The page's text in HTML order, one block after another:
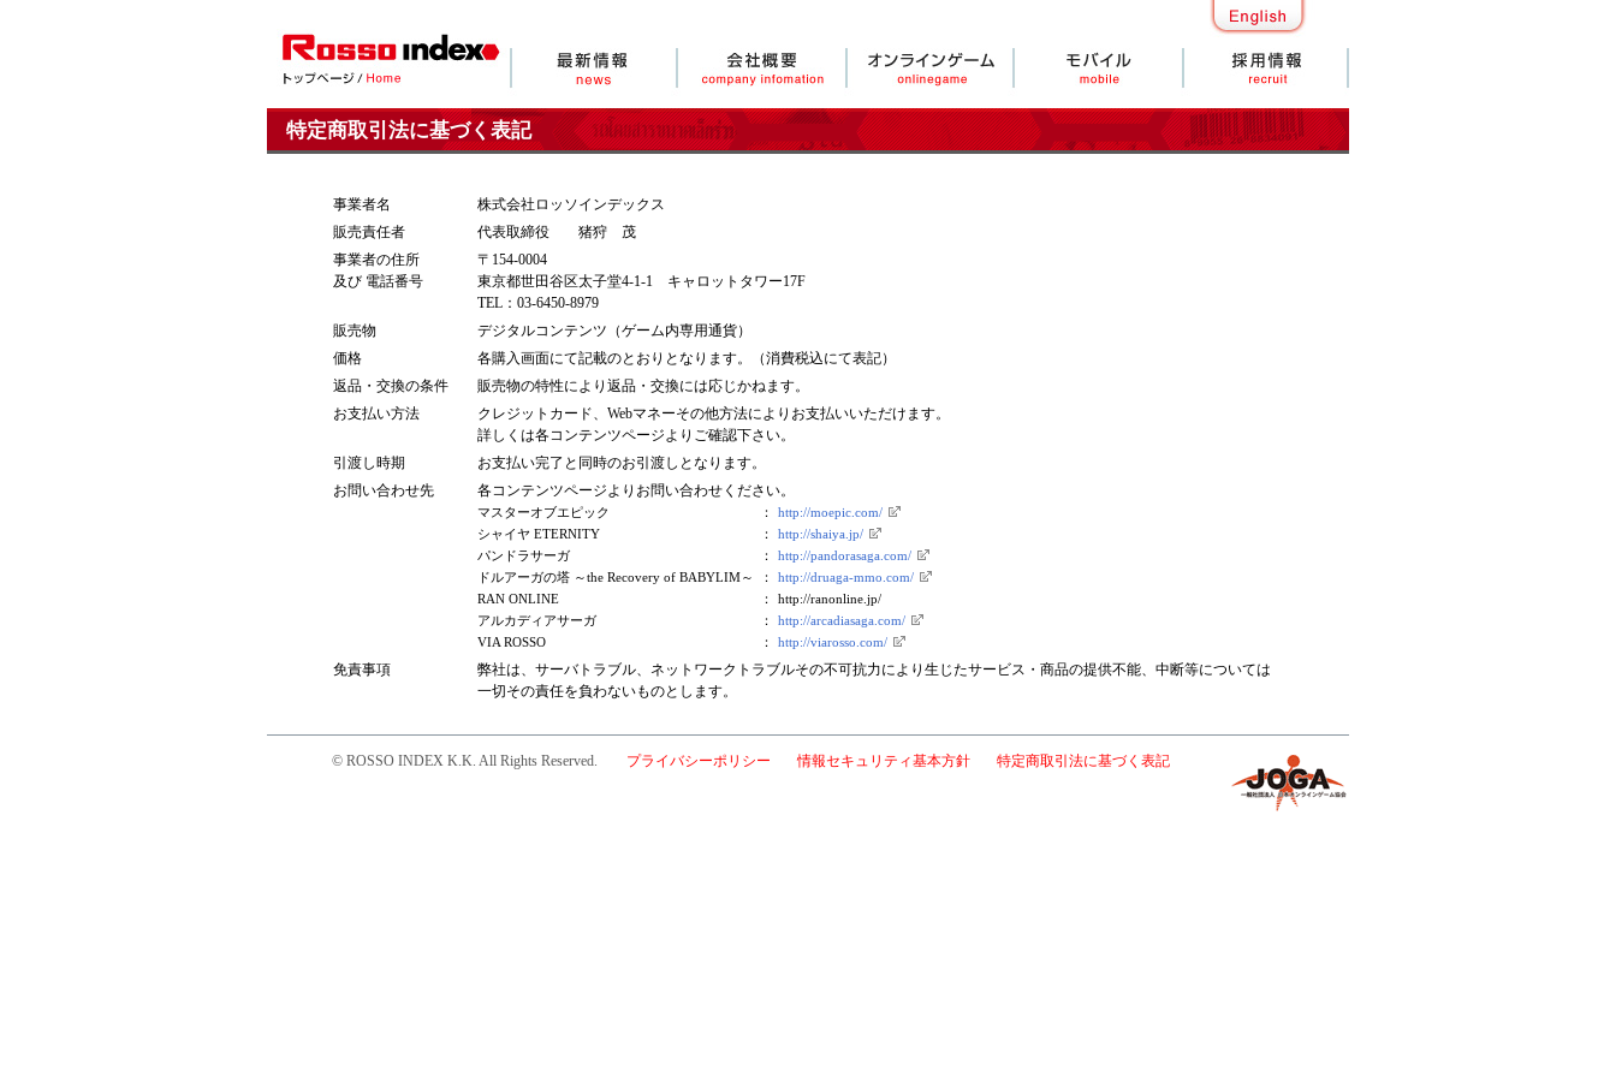
特定商取引法に基づく表記
事業者名
株式会社ロッソインデックス
販売責任者
代表取締役 猪狩 茂
事業者の住所
及び 電話番号
〒154-0004
東京都世田谷区太子堂4-1-1 キャロットタワー17F
TEL：03-6450-8979
販売物
デジタルコンテンツ（ゲーム内専用通貨）
価格
各購入画面にて記載のとおりとなります。（消費税込にて表記）
返品・交換の条件
販売物の特性により返品・交換には応じかねます。
お支払い方法
クレジットカード、Webマネーその他方法によりお支払いいただけます。
詳しくは各コンテンツページよりご確認下さい。
引渡し時期
お支払い完了と同時のお引渡しとなります。
お問い合わせ先
各コンテンツページよりお問い合わせください。
マスターオブエピック ：
http://moepic.com/
シャイヤ ETERNITY
：
http://shaiya.jp/
パンドラサーガ
：
http://pandorasaga.com/
ドルアーガの塔 ～the Recovery of BABYLIM～
：
http://druaga-mmo.com/
RAN ONLINE
：
http://ranonline.jp/
アルカディアサーガ
：
http://arcadiasaga.com/
VIA ROSSO
： http://viarosso.com/
免責事項
弊社は、サーバトラブル、ネットワークトラブルその不可抗力により生じたサービス・商品の提供不能、中断等については
一切その責任を負わないものとします。